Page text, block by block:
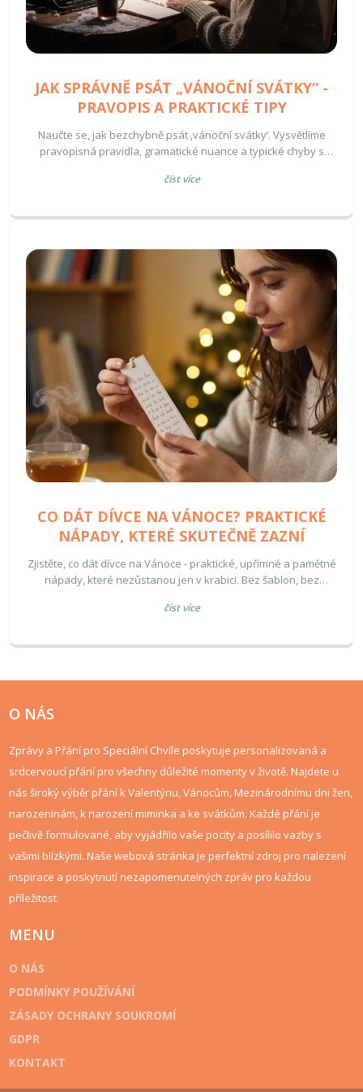
JAK SPRÁVNĚ PSÁT „VÁNOČNÍ SVÁTKY“ -
PRAVOPIS A PRAKTICKÉ TIPY
Naučte se, jak bezchybně psát ‚vánoční svátky‘. Vysvětlíme
pravopisná pravidla, gramatické nuance a typické chyby s
číst více
CO DÁT DÍVCE NA VÁNOCE? PRAKTICKÉ
NÁPADY, KTERÉ SKUTEČNĚ ZAZNÍ
Zjistěte, co dát dívce na Vánoce - praktické, upřímné a pamětné
nápady, které nezůstanou jen v krabici. Bez šablon, bez
číst více
O NÁS
Zprávy a Přání pro Speciální Chvíle poskytuje personalizovaná a
srdcervoucí přání pro všechny důležité momenty v životě. Najdete u
nás široký výběr přání k Valentýnu, Vánocům, Mezinárodnímu dni žen,
narozeninám, k narození miminka a ke svátkům. Každé přání je
pečlivě formulované, aby vyjádřilo vaše pocity a posílilo vazby s
vašimi blízkými. Naše webová stránka je perfektní zdroj pro nalezení
inspirace a poskytnutí nezapomenutelných zpráv pro každou
příležitost.
MENU
O NÁS
PODMÍNKY POUŽÍVÁNÍ
ZÁSADY OCHRANY SOUKROMÍ
GDPR
KONTAKT